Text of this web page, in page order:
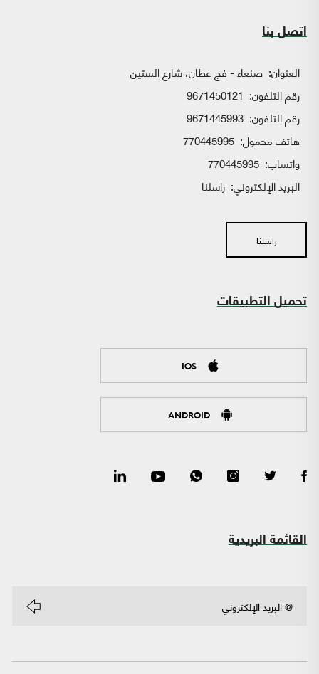
اتصل بنا
العنوان: صنعاء - فج عطان، شارع الستين
رقم التلفون: 9671450121
رقم التلفون: 9671445993
هاتف محمول: 770445995
واتساب:
البريد الإلكتروني: راسلنا
راسلنا
تحميل التطبيقات
IOS
ANDROID
القائمة البريدية